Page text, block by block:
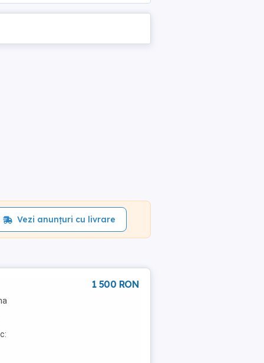
Vezi anunțuri cu livrare
1 500 RON